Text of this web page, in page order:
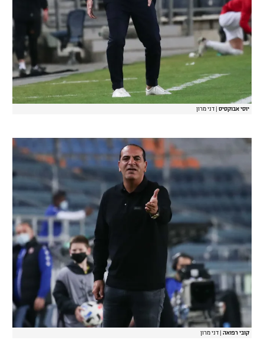
יוסי אבוקסיס דני מרון
קובי רפואה דני מרון